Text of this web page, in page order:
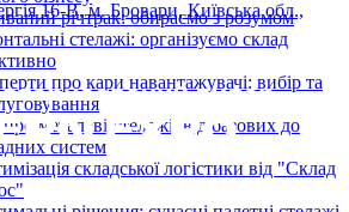
річтрак: обираємо з розумом
стелажі: організуємо склад
про кари навантажувачі: вибір та
металеві стелажі: від базових до
систем
складської логістики від "Склад
16-В, м. Бровари, Київська обл.,